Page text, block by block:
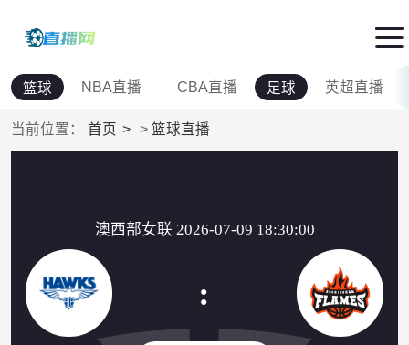
篮球 NBA直播 CBA直播 足球 英超直播
当前位置： 首页 > 篮球直播
澳西部女联 2026-07-09 18:30:00
: